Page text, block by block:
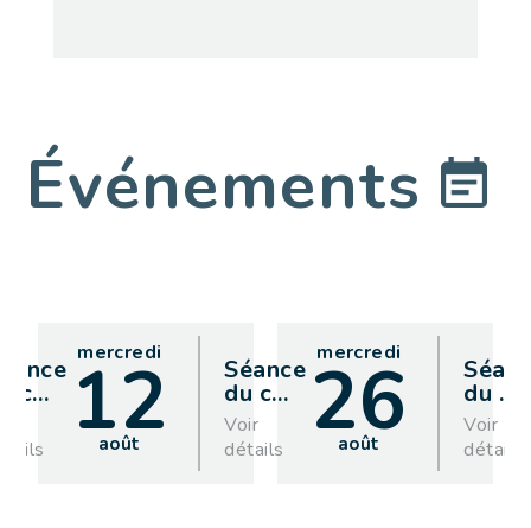
Événements
c…
mercredi
12
août
Séance
du c…
Voir
détails
mercredi
26
août
du …
Voir
détails